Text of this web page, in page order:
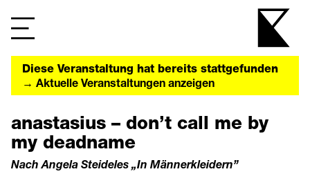
Diese Veranstaltung hat bereits stattgefunden
→ Aktuelle Veranstaltungen anzeigen
anastasius – don’t call me by
my deadname
Nach Angela Steideles „In Männerkleidern”